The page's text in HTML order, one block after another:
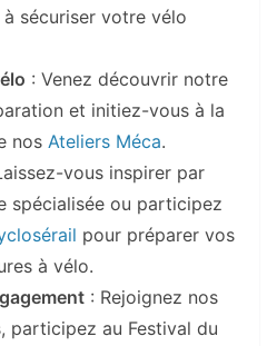
sécuriser votre vélo
: Venez découvrir notre
et initiez-vous à la
nos Ateliers Méca.
vous inspirer par
spécialisée ou participez
pour préparer vos
à vélo.
: Rejoignez nos
participez au Festival du